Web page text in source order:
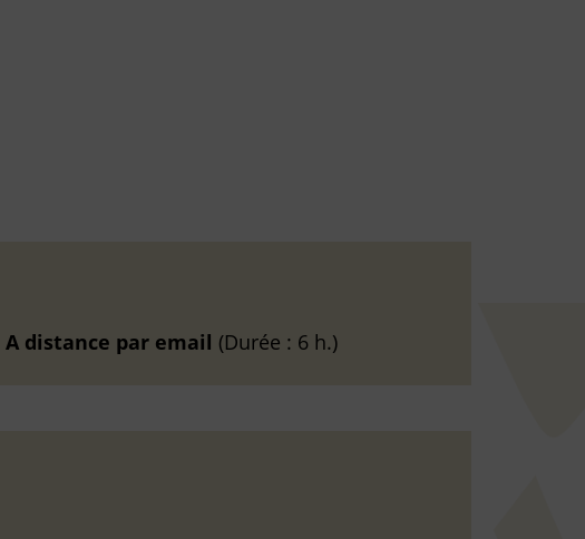
A distance par email (Durée : 6 h.)